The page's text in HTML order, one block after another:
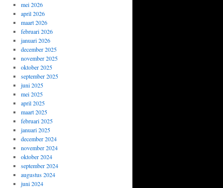
mei 2026
april 2026
maart 2026
februari 2026
januari 2026
december 2025
november 2025
oktober 2025
september 2025
juni 2025
mei 2025
april 2025
maart 2025
februari 2025
januari 2025
december 2024
november 2024
oktober 2024
september 2024
augustus 2024
juni 2024